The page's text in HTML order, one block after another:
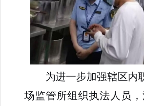
为进一步加强辖区内
场监管所组织执法人员